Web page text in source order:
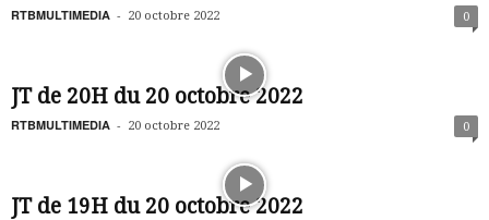
RTBMULTIMEDIA - 20 octobre 2022 0
JT de 20H du 20 octobre 2022
RTBMULTIMEDIA - 20 octobre 2022 0
JT de 19H du 20 octobre 2022